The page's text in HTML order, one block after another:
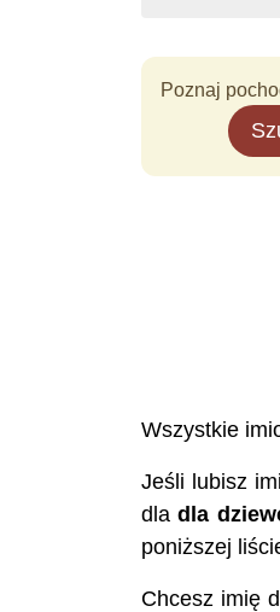
Poznaj
Wszystkie
Jeśli lubisz
dladla
poniższej
Chcesz imię